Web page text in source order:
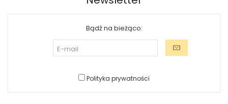
Bądź na bieżąco:
Polityka prywatności